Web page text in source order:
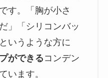
す。「胸が小さ
」「シリコンバッ
いうような方に
ができるコンデン
います。